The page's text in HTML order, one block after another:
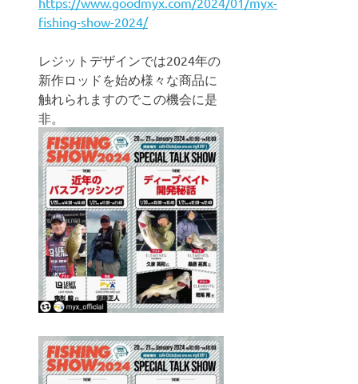
fishing-show-2024/
レジットデザインでは2024年の
新作ロッドを始め様々な商品に
触れられますのでこの機会に是
非。